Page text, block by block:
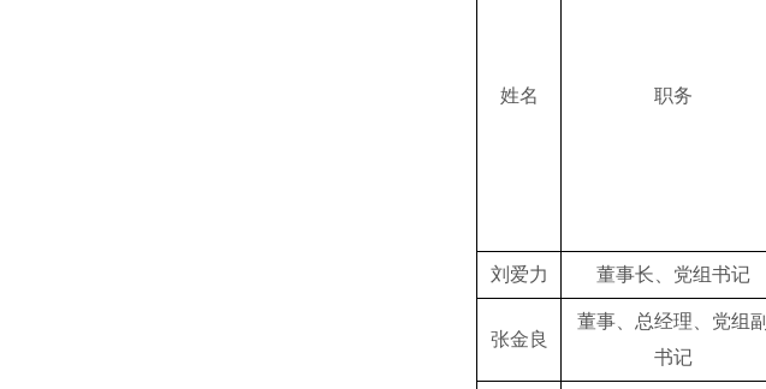
姓名 职务
刘爱力 董事长、党组书记
张金良
董事、总经理、党组副
书记